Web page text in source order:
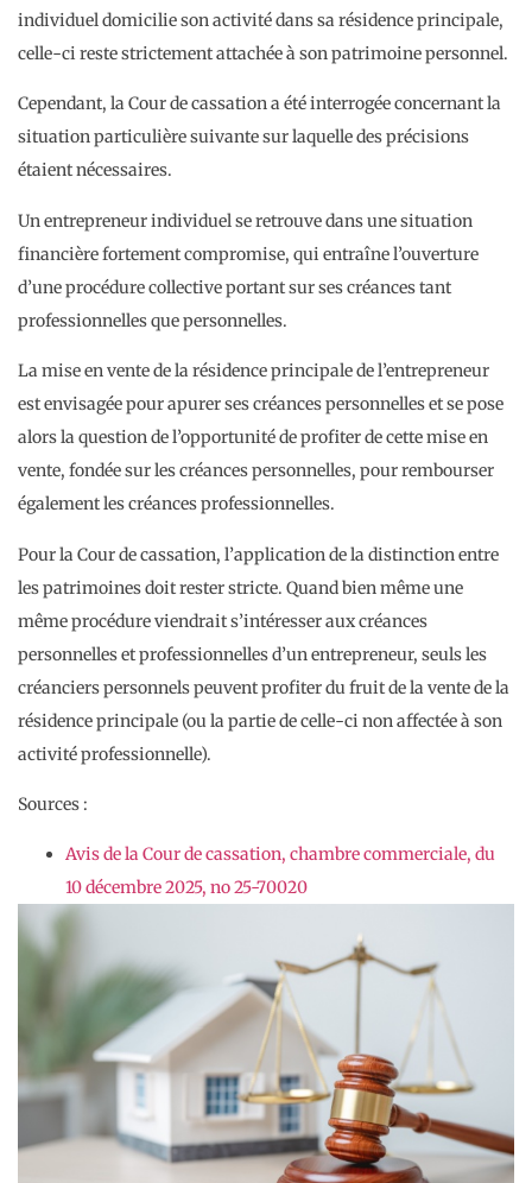
individuel domicilie son activité dans sa résidence principale,
celle-ci reste strictement attachée à son patrimoine personnel.
Cependant, la Cour de cassation a été interrogée concernant la
situation particulière suivante sur laquelle des précisions
étaient nécessaires.
Un entrepreneur individuel se retrouve dans une situation
financière fortement compromise, qui entraîne l’ouverture
d’une procédure collective portant sur ses créances tant
professionnelles que personnelles.
La mise en vente de la résidence principale de l’entrepreneur
est envisagée pour apurer ses créances personnelles et se pose
alors la question de l’opportunité de profiter de cette mise en
vente, fondée sur les créances personnelles, pour rembourser
également les créances professionnelles.
Pour la Cour de cassation, l’application de la distinction entre
les patrimoines doit rester stricte. Quand bien même une
même procédure viendrait s’intéresser aux créances
personnelles et professionnelles d’un entrepreneur, seuls les
créanciers personnels peuvent profiter du fruit de la vente de la
résidence principale (ou la partie de celle-ci non affectée à son
activité professionnelle).
Sources :
Avis de la Cour de cassation, chambre commerciale, du
10 décembre 2025, no 25-70020